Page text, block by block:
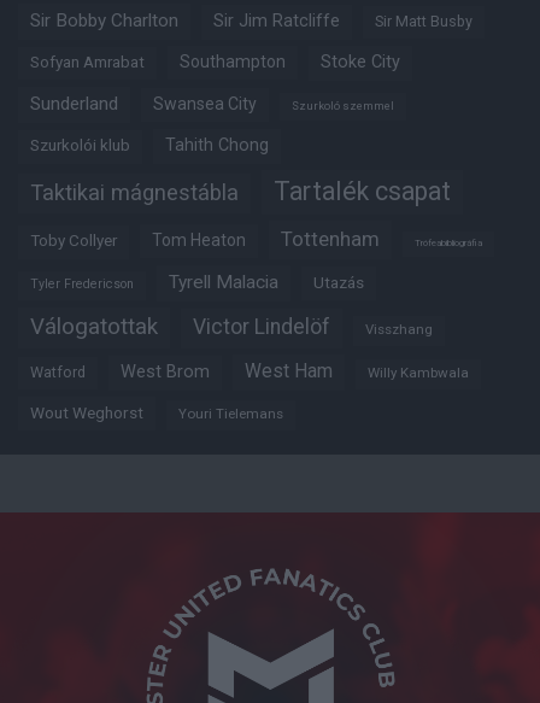
Sir Bobby Charlton Sir Jim Ratcliffe Sir Matt Busby
Sofyan Amrabat Southampton Stoke City
Sunderland Swansea City Szurkoló szemmel
Szurkolói klub Tahith Chong
Taktikai mágnestábla Tartalék csapat
Toby Collyer Tom Heaton Tottenham Trófeabibliográfia
Tyler Fredericson Tyrell Malacia Utazás
Válogatottak Victor Lindelöf Visszhang
Watford West Brom West Ham Willy Kambwala
Wout Weghorst Youri Tielemans